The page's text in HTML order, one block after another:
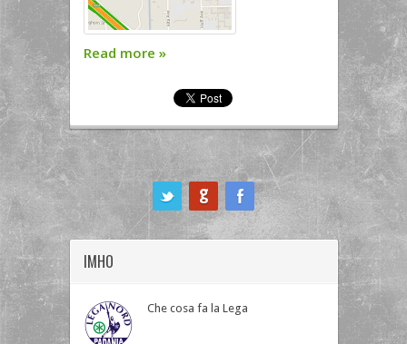
Read more »
IMHO
Che cosa fa la Lega